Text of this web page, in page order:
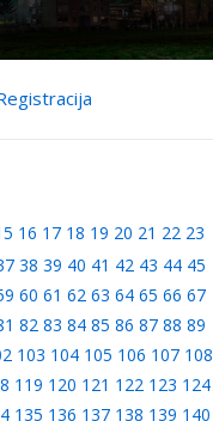
16 17 18 19 20 21 22 23
38 39 40 41 42 43 44 45
60 61 62 63 64 65 66 67
82 83 84 85 86 87 88 89
103 104 105 106 107 108
119 120 121 122 123 124
135 136 137 138 139 140